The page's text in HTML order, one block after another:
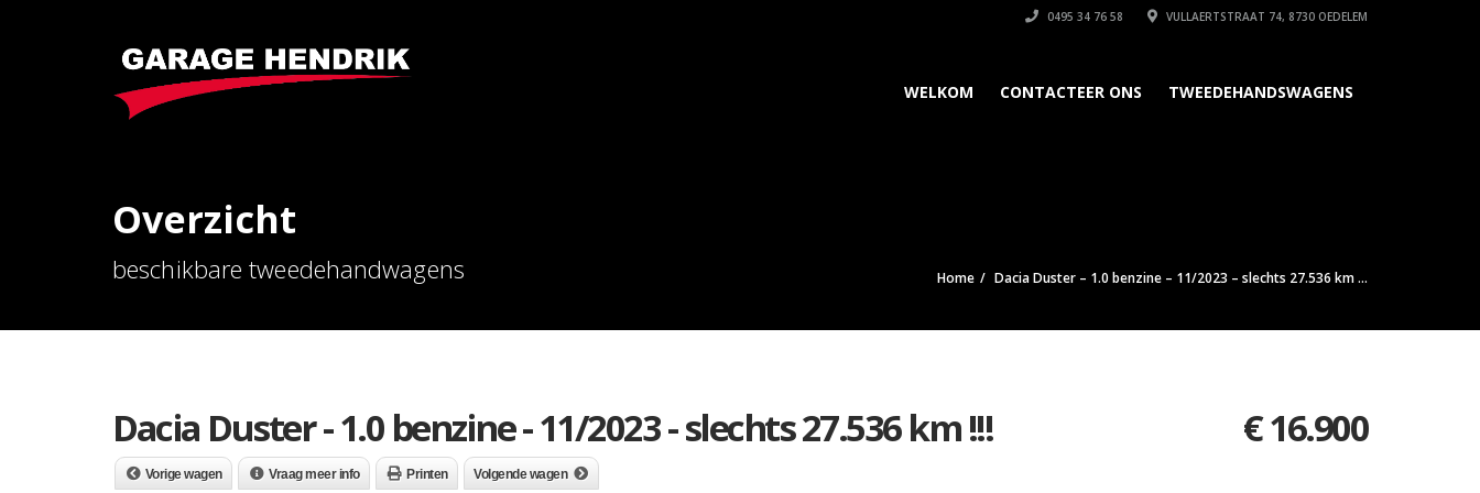
0495 34 76 58 VULLAERTSTRAAT 74, 8730 OEDELEM
WELKOM CONTACTEER ONS TWEEDEHANDSWAGENS
Overzicht
beschikbare tweedehandwagens Home Dacia Duster – 1.0 benzine – 11/2023 – slechts 27.536 km ...
Dacia Duster - 1.0 benzine - 11/2023 - slechts 27.536 km !!! €16.900
Vorige wagen Vraag meer info Printen Volgende wagen